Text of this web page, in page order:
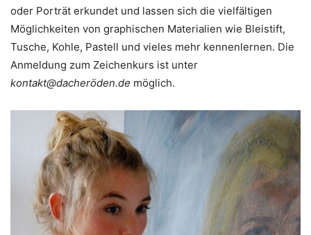
oder Porträt erkundet und lassen sich die vielfältigen
Möglichkeiten von graphischen Materialien wie Bleistift,
Tusche, Kohle, Pastell und vieles mehr kennenlernen. Die
Anmeldung zum Zeichenkurs ist unter
kontakt@dacheröden.de möglich.